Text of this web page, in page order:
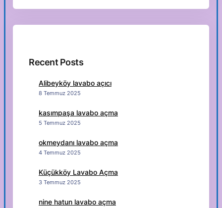
Recent Posts
Alibeyköy lavabo açıcı
8 Temmuz 2025
kasımpaşa lavabo açma
5 Temmuz 2025
okmeydanı lavabo açma
4 Temmuz 2025
Küçükköy Lavabo Açma
3 Temmuz 2025
nine hatun lavabo açma